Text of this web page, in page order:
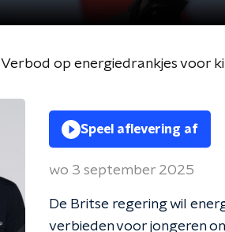
Verbod op energiedrankjes voor
Speel aflevering af
wo 3 september 2025
De Britse regering wil
verbieden voor jongeren